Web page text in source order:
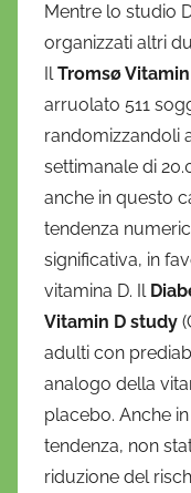
Mentre lo studio
organizzati altri
IlTromsø Vitamin
arruolato 511
randomizzandoli
settimanale di
anche in questo
tendenza
significativa, in
vitamina D. Il
Vitamin D study
adulti con
analogo della
placebo. Anche
tendenza, non
riduzione del